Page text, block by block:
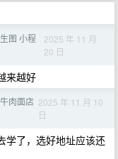
图 小程
2025 年 11 月
20 日
来越好
肉面店 2025 年 11 月 10
日
学了，选好地址应该还